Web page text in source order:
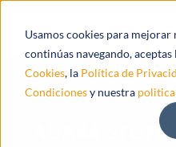
Usamos cookies para mejorar
continúas navegando, aceptas
Cookies, la Política de
Condicionesy nuestra politica
ADA44